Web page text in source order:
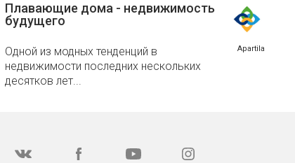
Плавающие дома - недвижимость
будущего
Одной из модных тенденций в
недвижимости последних нескольких
десятков лет...
Apartila